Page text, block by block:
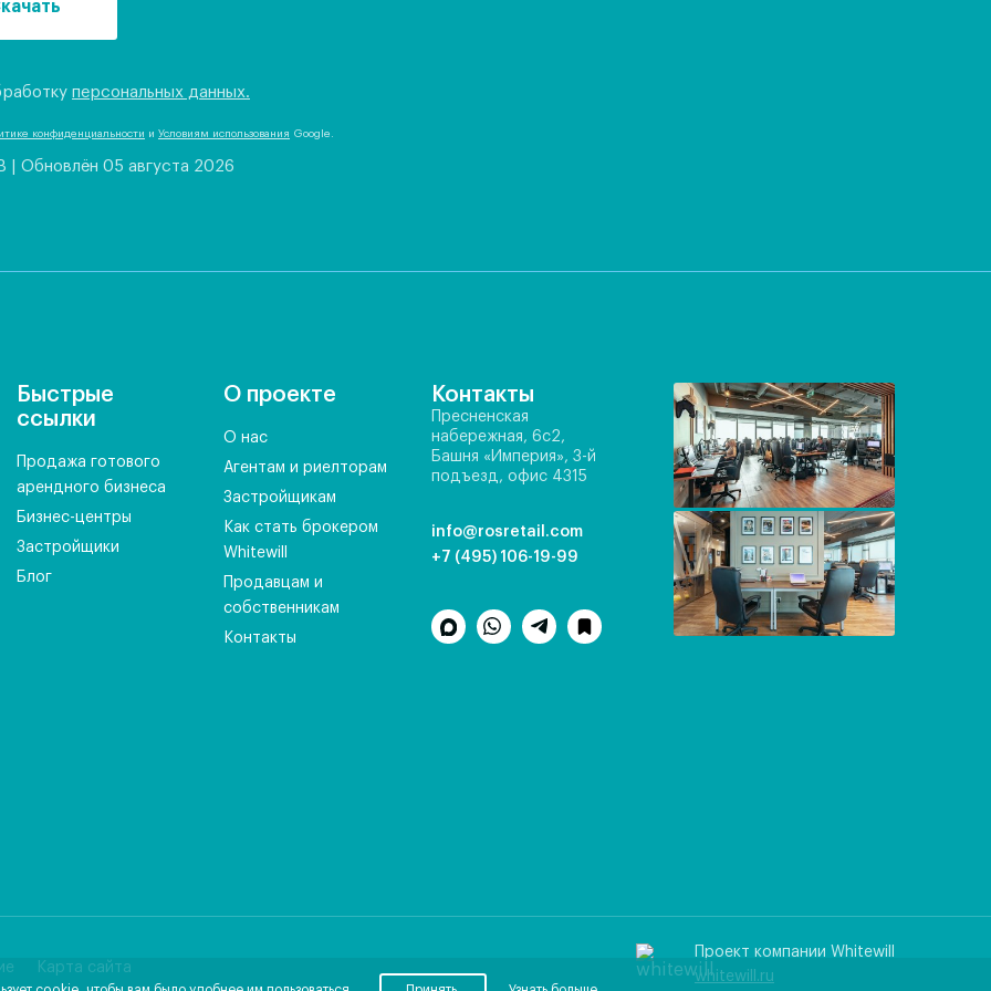
персональных данных.
конфиденциальности и Условиям использования Google.
Обновлён 05 августа 2026
Быстрые
ссылки
Продажа готового
арендного бизнеса
Бизнес-центры
Застройщики
Блог
О проекте
О нас
Агентам и риелторам
Застройщикам
Как стать брокером
Whitewill
Продавцам и
собственникам
Контакты
Контакты
Пресненская
набережная, 6с2,
Башня «Империя», 3-й
подъезд, офис 4315
info@rosretail.com
+7 (495) 106-19-99
Карта сайта
Проект компании Whitewill
whitewill.ru